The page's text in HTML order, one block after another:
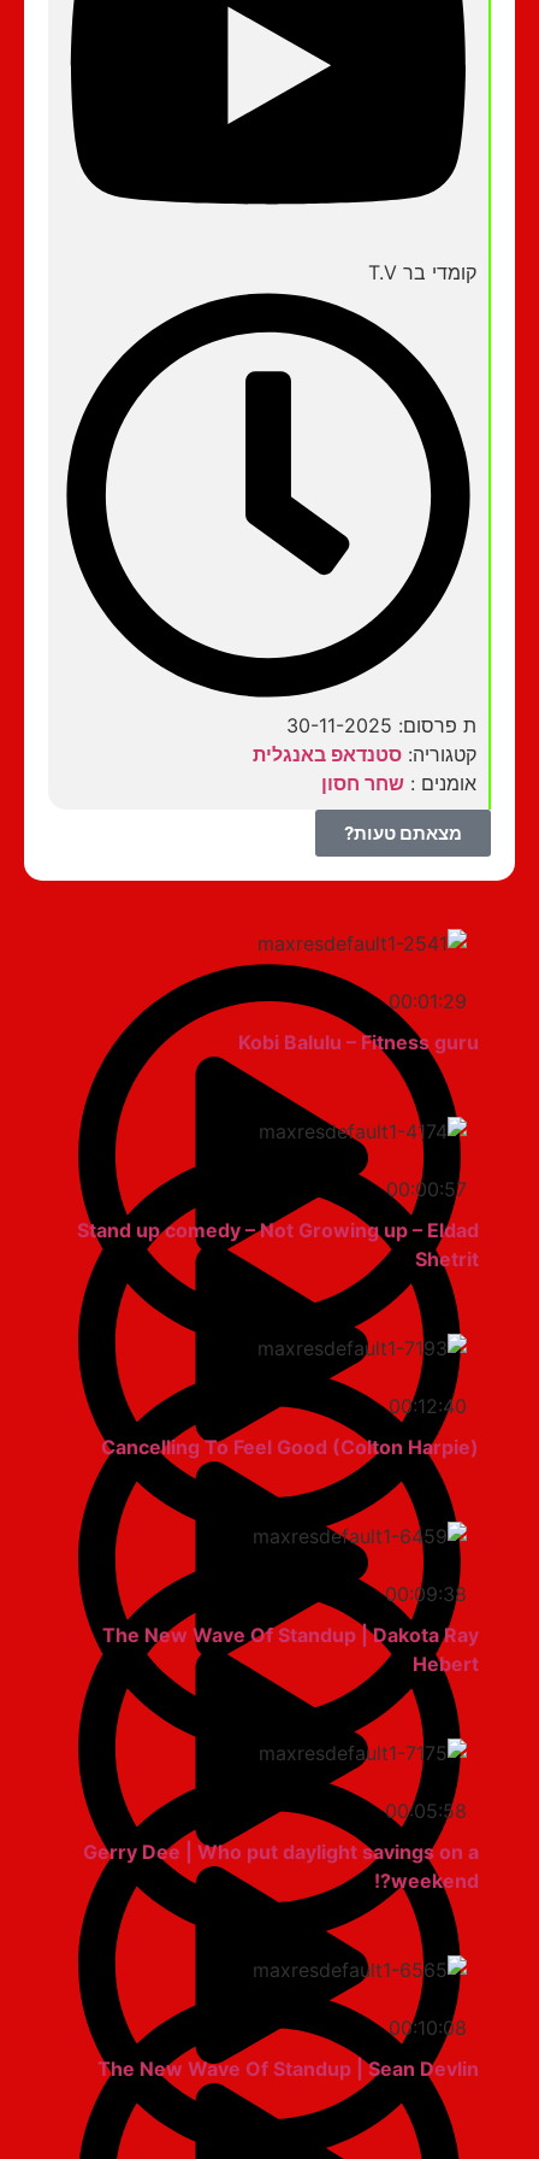
קומדי בר T.V
ת פרסום: 30-11-2025
קטגוריה:סטנדאפ באנגלית
אומנים :שחר חסון
מצאתם טעות?
00:01:29
Kobi Balulu – Fitness guru
00:00:57
Stand up comedy – Not Growing up – Eldad
Shetrit
00:12:40
Cancelling To Feel Good (Colton Harpie)
00:09:38
The New Wave Of Standup | Dakota Ray
Hebert
00:05:58
Gerry Dee | Who put daylight savings on a
weekend?!
00:10:08
The New Wave Of Standup | Sean Devlin